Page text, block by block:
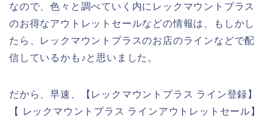
なので、色々と調べていく内にレックマウントプラス
のお得なアウトレットセールなどの情報は、もしかし
たら、レックマウントプラスのお店のラインなどで配
信しているかも♪と思いました。
だから、早速、【レックマウントプラス ライン登録】
【 レックマウントプラス ラインアウトレットセール】